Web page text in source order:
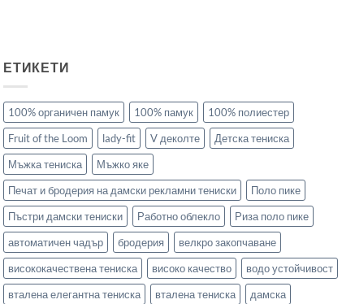
ЕТИКЕТИ
100% органичен памук 100% памук
100% полиестер
Fruit of the Loom
lady-fit V деколте
Детска тениска
Мъжка тениска
Мъжко яке
Печат и бродерия на дамски рекламни тениски
Поло пике
Пъстри дамски тениски
Работно облекло
Риза поло пике
автоматичен чадър
бродерия
велкро закопчаване
висококачествена тениска
високо качество
водо устойчивост
вталена елегантна тениска
вталена тениска дамска